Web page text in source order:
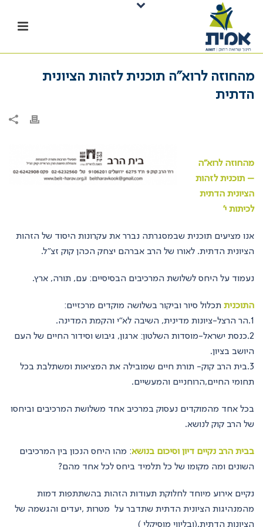
מהחוזה לרוא"ה תוכנית לזהות הציונית
הדתית
מהחוזה לרוא"ה
– תוכנית לזהות
הציונית הדתית
לכיתות י'
אנו מציעים תוכנית שבמסגרתה נברר את עקרונות היסוד של הזהות
הציונית הדתית. לאורו של הרב אברהם יצחק הכהן קוק זצ"ל.
נעמוד על היחס לשלושת המרכיבים הבסיסיים: עם, תורה, ארץ.
התוכנית תכלול סיור וביקור בשלושה מוקדים מרכזיים:
1.הר הרצל-ציונות מדינית, השיבה לא"י והקמת המדינה.
2.כנסת ישראל-מוסדות השלטון: ארגון, גיבוש וסידור החיים של העם
היושב בציון.
3.בית הרב קוק- תורת חיים שמובילה את המציאות ומשתלבת בכל
תחומי החיים,הרוחניים והמעשיים.
בכל אחד מהמוקדים נעסוק במרכיב אחד משלושת המרכיבים וביחסו
של הרב קוק לנושא.
בבית הרב נקיים דיון וסיכום בנושא: מהו היחס הנכון בין המרכיבים
השונים ומה מקומו של כל תלמיד ביחס לכל אחד מהם?
נקיים אירוע מיוחד לחלוקת תעודות הזהות בהשתתפות דמות
מהמנהיגות הציונית הדתית שתדבר על מטרות ,יעדים והגשמה של
הציונות הדתית.(ובליווי מוסיקלי )